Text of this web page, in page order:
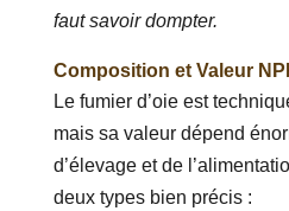
faut savoir dompter.
Composition et Valeur
Le fumier d’oie est
mais sa valeur dépend
d’élevage et de
deux types bien précis :